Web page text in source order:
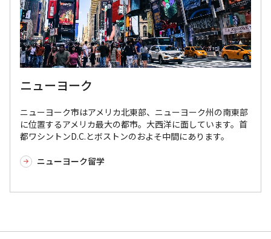
ニューヨーク
ニューヨーク市はアメリカ北東部、ニューヨーク州の南東部
に位置するアメリカ最大の都市。大西洋に面しています。首
都ワシントンD.C.とボストンのおよそ中間にあります。
ニューヨーク留学